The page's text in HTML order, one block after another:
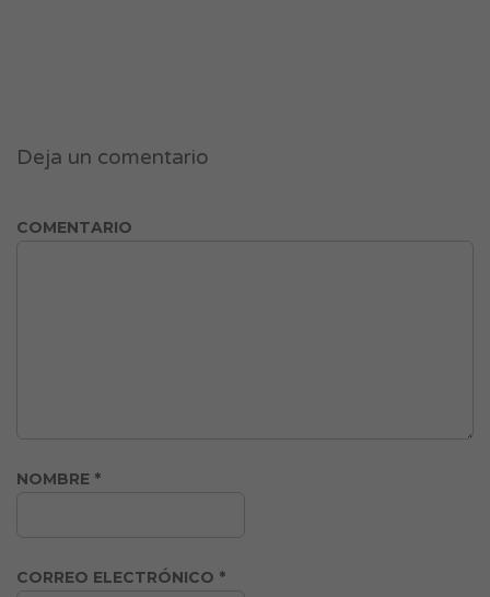
Deja un comentario
COMENTARIO
NOMBRE *
CORREO ELECTRÓNICO *